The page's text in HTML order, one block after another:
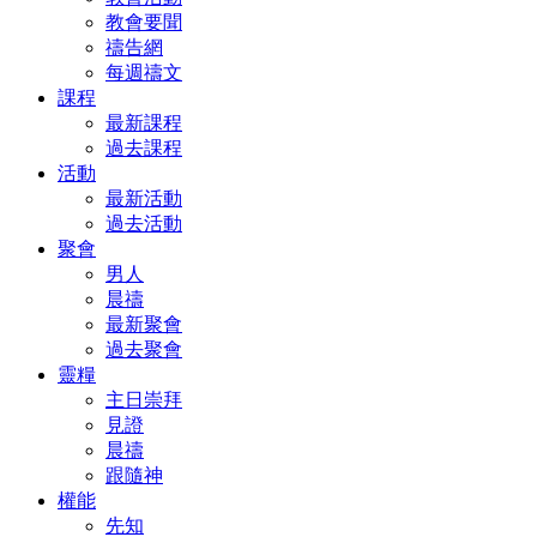
教會要聞
禱告網
每週禱文
課程
最新課程
過去課程
活動
最新活動
過去活動
聚會
男人
晨禱
最新聚會
過去聚會
靈糧
主日崇拜
見證
晨禱
跟隨神
權能
先知